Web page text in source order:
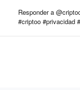
Responder a
#criptoo #privacidad